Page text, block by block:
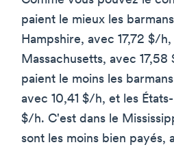
paient le mieux les
Hampshire, avec 17,72 $/
Massachusetts, avec 17,58
paient le moins les
avec 10,41 $/h, et les
$/h. C'est dans le
sont les moins bien payés,